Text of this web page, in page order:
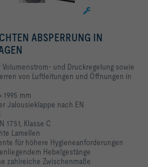
ABSPERRUNG IN
und Druckregelung sowie
von Luftleitungen und Öffnungen in
mm
Jalousieklappe nach EN
1751, Klasse C
Lamellen
für höhere Hygieneanforderungen
Hebelgestänge
zahlreiche Zwischenmaße